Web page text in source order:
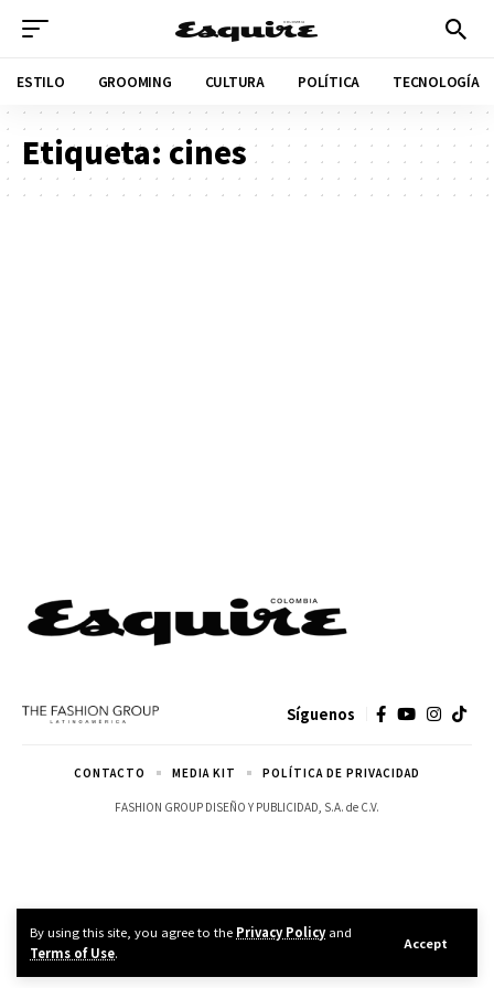
By using this site, you agree to the Privacy Policyand
Terms of Use.
Accept
ESTILO GROOMING CULTURA POLÍTICA TECNOLOGÍA
Etiqueta: cines
Síguenos
FASHION GROUP DISEÑO Y PUBLICIDAD, S.A. de C.V.
CONTACTO MEDIA KIT POLÍTICA DE PRIVACIDAD